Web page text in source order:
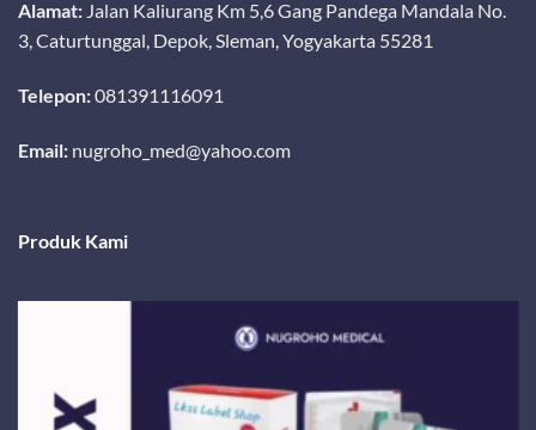
Alamat: Jalan Kaliurang Km 5,6 Gang Pandega Mandala No.
3, Caturtunggal, Depok, Sleman, Yogyakarta 55281
Telepon:081391116091
Email: nugroho_med@yahoo.com
Produk Kami